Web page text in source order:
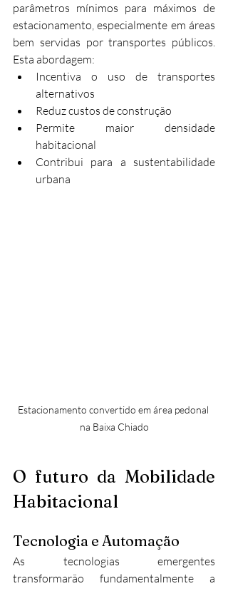
parâmetros mínimos para máximos de
estacionamento, especialmente em áreas
bem servidas por transportes públicos.
Esta abordagem:
Incentiva o uso de transportes
alternativos
Reduz custos de construção
Permite maior densidade
habitacional
Contribui para a sustentabilidade
urbana
Estacionamento convertido em área pedonal
na Baixa Chiado
O futuro da Mobilidade
Habitacional
Tecnologia e Automação
As tecnologias emergentes
transformarão fundamentalmente a